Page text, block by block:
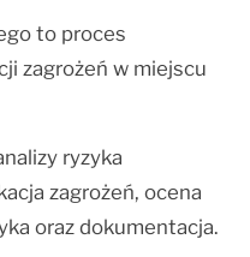
to proces
zagrożeń w miejscu
ryzyka
zagrożeń, ocena
oraz dokumentacja.